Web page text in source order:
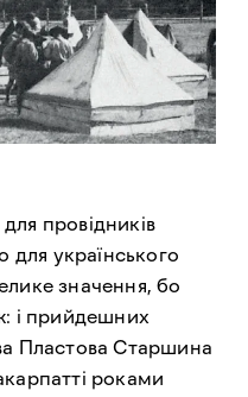
провідників
для українського
значення, бо
і прийдешних
Пластова Старшина
роками